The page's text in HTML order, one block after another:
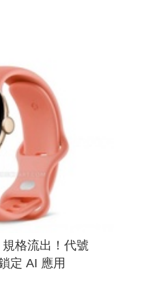
台差異
格流出！代號
定 AI 應用